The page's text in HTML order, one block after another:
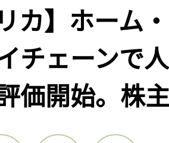
カ】ホーム
チェーンで
価開始。株